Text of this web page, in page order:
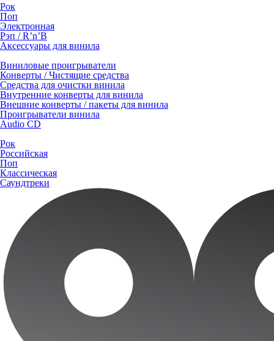
Рок
Поп
Электронная
Рэп / R’n’B
Аксессуары для винила
Виниловые проигрыватели
Конверты / Чистящие средства
Средства для очистки винила
Внутренние конверты для винила
Внешние конверты / пакеты для винила
Проигрыватели винила
Audio CD
Рок
Российская
Поп
Классическая
Саундтреки